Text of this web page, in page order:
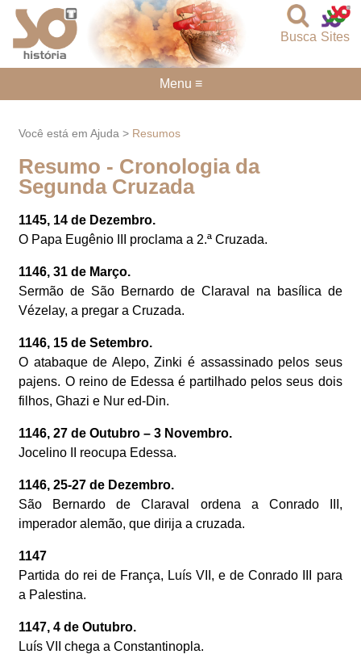
Sites
Busca
Você está em Ajuda > Resumos
Resumo - Cronologia da
Segunda Cruzada
1145, 14 de Dezembro.
O Papa Eugênio III proclama a 2.ª Cruzada.
1146, 31 de Março.
Sermão de São Bernardo de Claraval na basílica de
Vézelay, a pregar a Cruzada.
1146, 15 de Setembro.
O atabaque de Alepo, Zinki é assassinado pelos seus
pajens. O reino de Edessa é partilhado pelos seus dois
filhos, Ghazi e Nur ed-Din.
1146, 27 de Outubro – 3 Novembro.
Jocelino II reocupa Edessa.
1146, 25-27 de Dezembro.
São Bernardo de Claraval ordena a Conrado III,
imperador alemão, que dirija a cruzada.
1147
Partida do rei de França, Luís VII, e de Conrado III para
a Palestina.
1147, 4 de Outubro.
Luís VII chega a Constantinopla.